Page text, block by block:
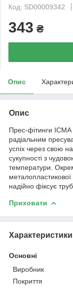
Код: SD00009342
343 ₴
Опис
Опис
Прес-фітинги
радіальним
успіх через свою
сукупності з
температури.
металопластикової
надійно фіксує
Приховати
Характеристики
Основні
Виробник
Покриття